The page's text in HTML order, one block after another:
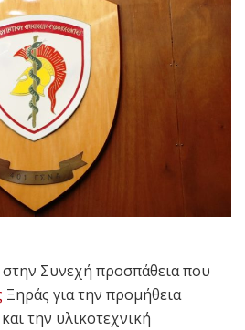
Συνεχή προσπάθεια που
Ξηράς για την προμήθεια
την υλικοτεχνική